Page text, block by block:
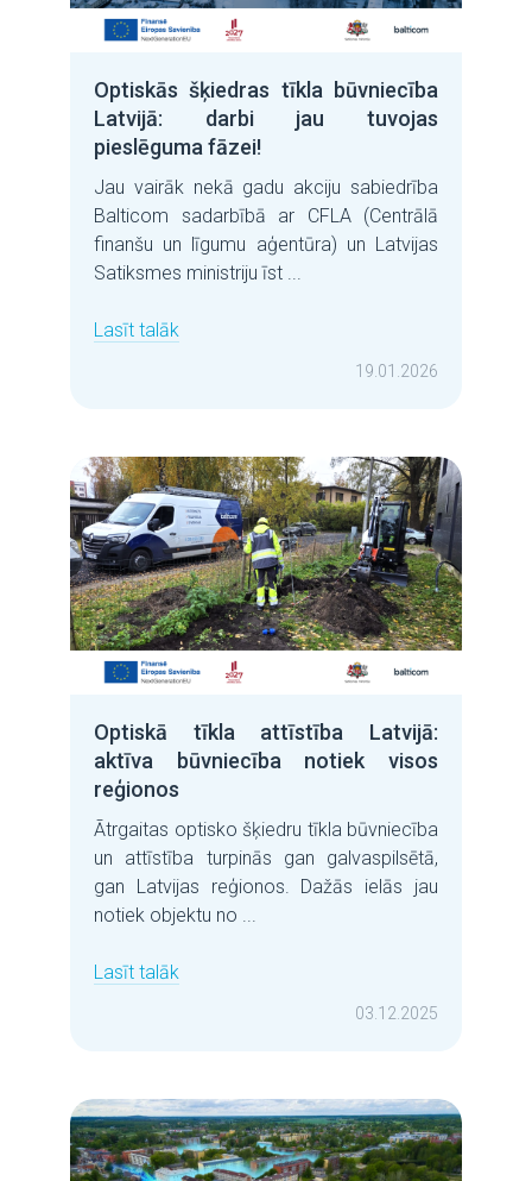
Optiskās šķiedras tīkla būvniecība
Latvijā: darbi jau tuvojas
pieslēguma fāzei!
Jau vairāk nekā gadu akciju sabiedrība
Balticom sadarbībā ar CFLA (Centrālā
finanšu un līgumu aģentūra) un Latvijas
Satiksmes ministriju īst ...
Lasīt talāk
19.01.2026
Optiskā tīkla attīstība Latvijā:
aktīva būvniecība notiek visos
reģionos
Ātrgaitas optisko šķiedru tīkla būvniecība
un attīstība turpinās gan galvaspilsētā,
gan Latvijas reģionos. Dažās ielās jau
notiek objektu no ...
Lasīt talāk
03.12.2025